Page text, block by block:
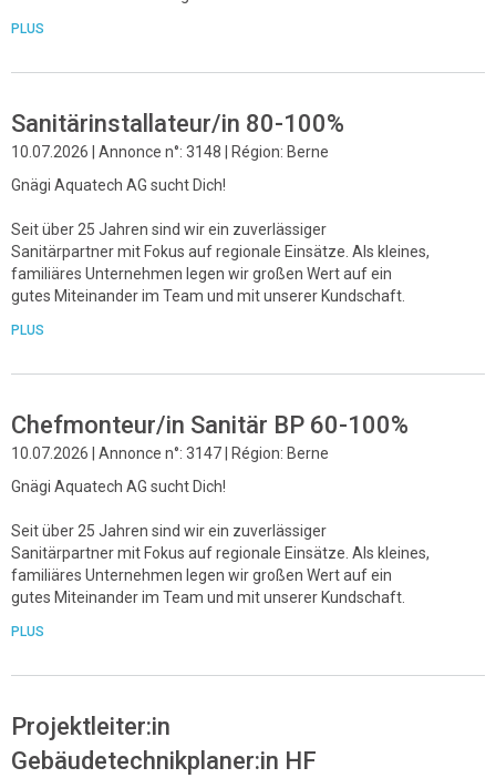
PLUS
Sanitärinstallateur/in 80-100%
10.07.2026 | Annonce n°: 3148 | Région: Berne
Gnägi Aquatech AG sucht Dich!
Seit über 25 Jahren sind wir ein zuverlässiger
Sanitärpartner mit Fokus auf regionale Einsätze. Als kleines,
familiäres Unternehmen legen wir großen Wert auf ein
gutes Miteinander im Team und mit unserer Kundschaft.
PLUS
Chefmonteur/in Sanitär BP 60-100%
10.07.2026 | Annonce n°: 3147 | Région: Berne
Gnägi Aquatech AG sucht Dich!
Seit über 25 Jahren sind wir ein zuverlässiger
Sanitärpartner mit Fokus auf regionale Einsätze. Als kleines,
familiäres Unternehmen legen wir großen Wert auf ein
gutes Miteinander im Team und mit unserer Kundschaft.
PLUS
Projektleiter:in
Gebäudetechnikplaner:in HF